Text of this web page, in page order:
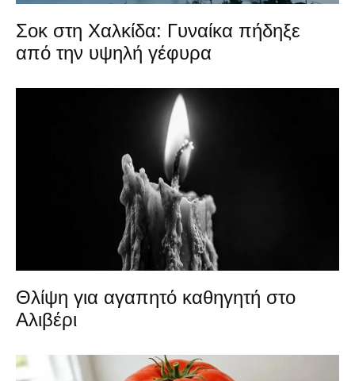
Σοκ στη Χαλκίδα: Γυναίκα πήδηξε
από την υψηλή γέφυρα
Θλίψη για αγαπητό καθηγητή στο
Αλιβέρι